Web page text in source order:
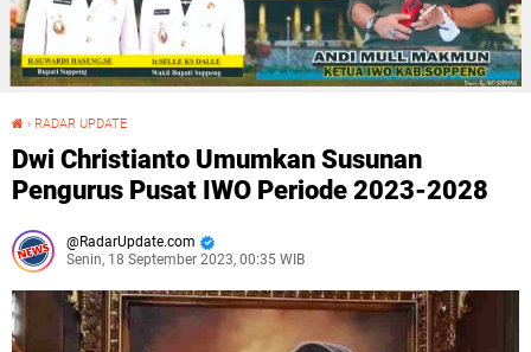
› RADAR UPDATE
Dwi Christianto Umumkan Susunan
Pengurus Pusat IWO Periode 2023-2028
RadarUpdate.com
Senin, 18 September 2023, 00:35 WIB